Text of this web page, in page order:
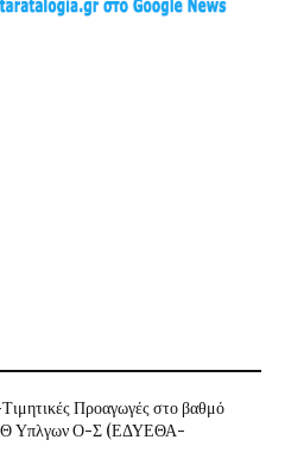
Προαγωγές στο βαθμό
Υπλγων Ο-Σ (ΕΔΥΕΘΑ-